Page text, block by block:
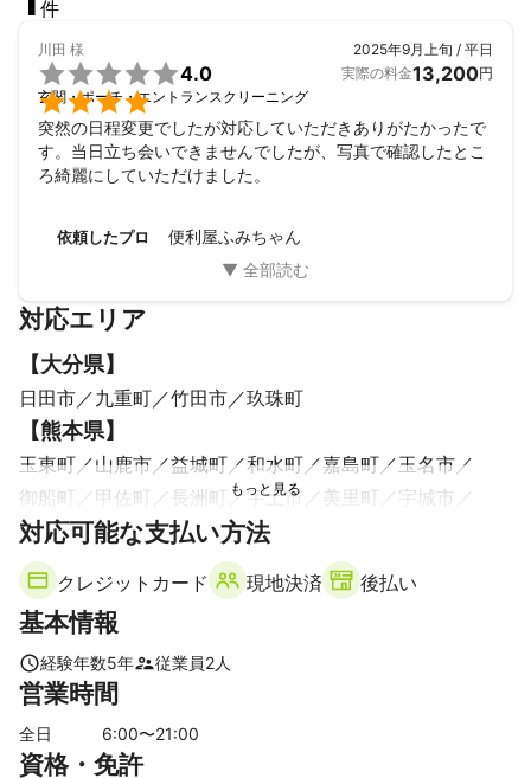
件
川田 様


4.0
玄関・ポーチ・エントランスクリーニング
2025年9月上旬 / 平日
実際の料金13,200円
突然の日程変更でしたが対応していただきありがたかったで
す。当日立ち会いできませんでしたが、写真で確認したとこ
ろ綺麗にしていただけました。
依頼したプロ 便利屋ふみちゃん
対応エリア
【大分県】
日田市 九重町 竹田市 玖珠町
【熊本県】
玉東町 山鹿市 益城町 和水町 嘉島町
玉名市
御船町
甲佐町 長洲町 宇土市 美里町
宇城市
上天草市
山都町 氷川町 合志市
大津町
荒尾市 産山村
熊本市
八代市 西原村 南阿蘇村 南小国町
【福岡県】
大牟田市 みやま市 八女市
うきは市
大木町
対応可能な支払い方法
クレジットカード 現地決済 後払い
基本情報
経験年数5年 従業員2人
営業時間
全日 6:00〜21:00
資格・免許